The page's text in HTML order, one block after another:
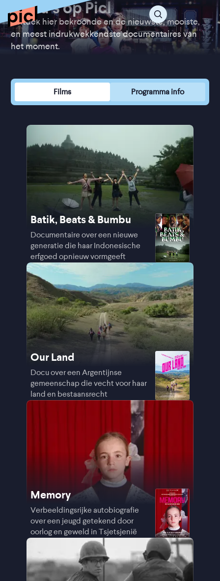
Docu’s op Picl
Ontdek hier bekroonde en de nieuwste, mooiste,
en meest indrukwekkendste documentaires van
het moment.
Films Programma info
Batik, Beats & Bumbu
Documentaire over een nieuwe
generatie die haar Indonesische
erfgoed opnieuw vormgeeft
Our Land
Docu over een Argentijnse
gemeenschap die vecht voor haar
land en bestaansrecht
Memory
Verbeeldingsrijke autobiografie
over een jeugd getekend door
oorlog en geweld in Tsjetsjenië